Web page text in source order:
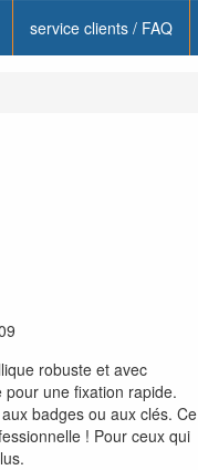
service clients / FAQ
robuste et avec
une fixation rapide.
badges ou aux clés. Ce
! Pour ceux qui